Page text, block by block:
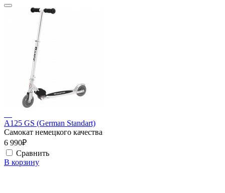
A125 GS (German Standart)
Самокат немецкого качества
6 990₽
Сравнить
В корзину